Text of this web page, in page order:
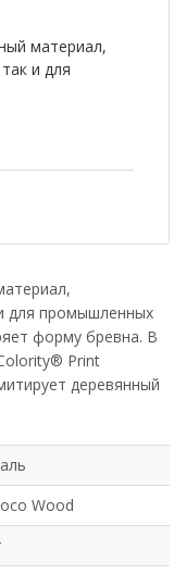
материал,
и для
для промышленных
форму бревна. В
Print
деревянный
Wood